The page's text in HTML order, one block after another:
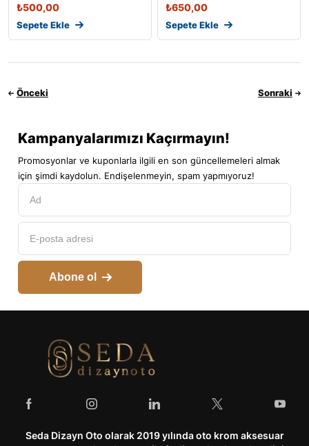
₺500,00
Sepete Ekle
₺650,00
Sepete Ekle
Önceki Sonraki
Kampanyalarımızı Kaçırmayın!
Promosyonlar ve kuponlarla ilgili en son güncellemeleri almak
için şimdi kaydolun. Endişelenmeyin, spam yapmıyoruz!
Abone ol
Seda Dizayn Oto olarak 2019 yılında oto krom aksesuar